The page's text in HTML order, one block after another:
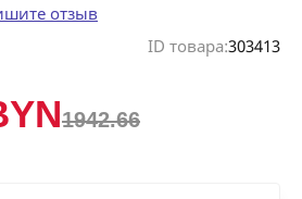
отзыв
ID товара:303413
1942.66